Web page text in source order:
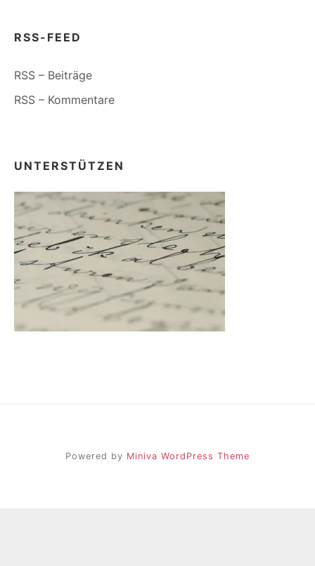
RSS-FEED
RSS – Beiträge
RSS – Kommentare
UNTERSTÜTZEN
Powered by Miniva WordPress Theme